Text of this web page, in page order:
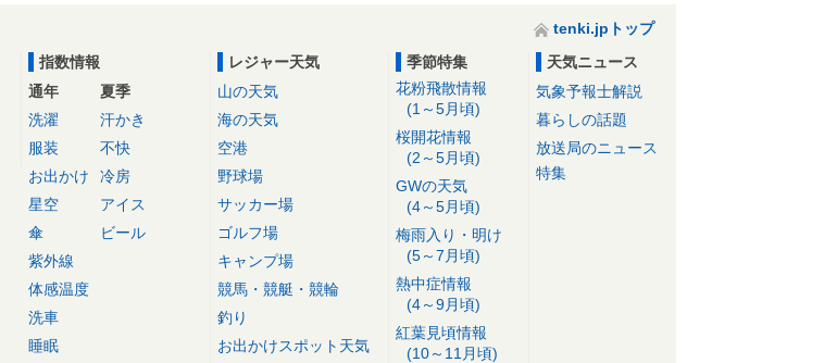
tenki.jpトップ
指数情報
通年
洗濯
服装
お出かけ
星空
傘
紫外線
体感温度
洗車
睡眠
夏季
汗かき
不快
冷房
アイス
ビール
レジャー天気
山の天気
海の天気
空港
野球場
サッカー場
ゴルフ場
キャンプ場
競馬・競艇・競輪
釣り
お出かけスポット天気
季節特集
花粉飛散情報
(1～5月頃)
桜開花情報
(2～5月頃)
GWの天気
(4～5月頃)
梅雨入り・明け
(5～7月頃)
熱中症情報
(4～9月頃)
紅葉見頃情報
(10～11月頃)
天気ニュース
気象予報士解説
暮らしの話題
放送局のニュース
特集